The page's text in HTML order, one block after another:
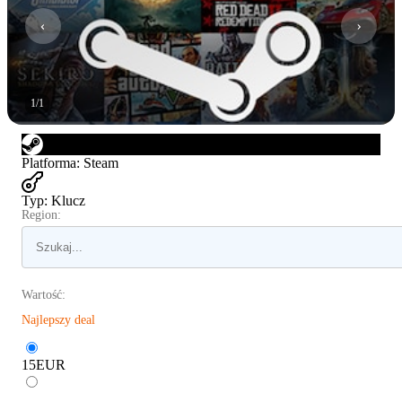
1/1
Platforma: Steam
Typ: Klucz
Region:
Wartość:
Najlepszy deal
15EUR